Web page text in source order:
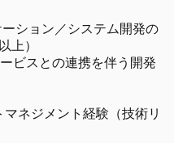
ーション／システム開発の
上）
ビスとの連携を伴う開発
マネジメント経験（技術リ